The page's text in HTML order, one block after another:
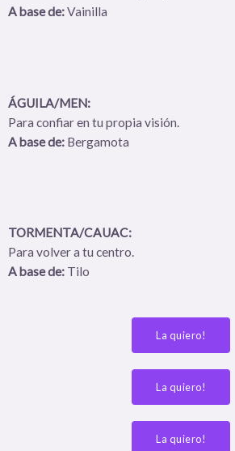
A base de:Vainilla
ÁGUILA/MEN:
Para confiar en tu propia visión.
A base de: Bergamota
TORMENTA/CAUAC:
Para volver a tu centro.
A base de: Tilo
La quiero!
La quiero!
La quiero!